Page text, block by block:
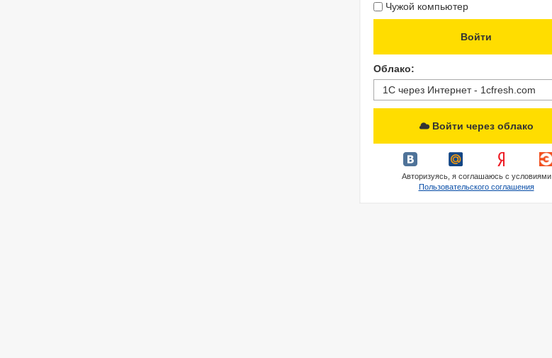
Чужой компьютер
Облако:
1С через Интернет - 1cfresh.com
Войти через облако
Авторизуясь, я соглашаюсь с условиями
Пользовательского соглашения